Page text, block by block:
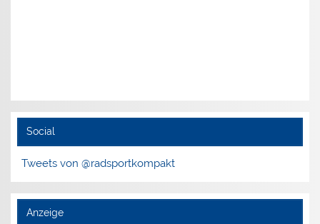
Social
Tweets von @radsportkompakt
Anzeige